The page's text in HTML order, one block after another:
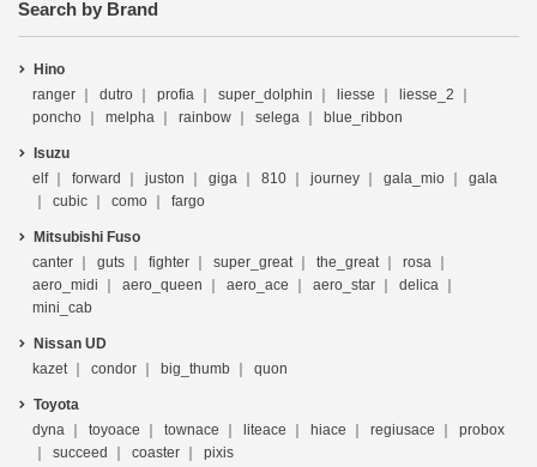
Search by Brand
Hino
ranger
dutro profia super_dolphin liesse
liesse_2
poncho
melpha rainbow selega blue_ribbon
Isuzu
elf
forward juston giga 810 journey gala_mio
gala
cubic
como fargo
Mitsubishi Fuso
canter
guts fighter super_great the_great
rosa
aero_midi
aero_queen aero_ace aero_star
delica
mini_cab
Nissan UD
kazet
condor big_thumb quon
Toyota
dyna
toyoace townace liteace hiace regiusace
probox
succeed
coaster pixis